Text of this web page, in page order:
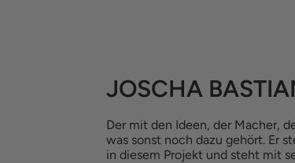
JOSCHA
Der mit den Ideen, der Macher,
was sonst noch dazu gehört. Er
in diesem Projekt und steht mit